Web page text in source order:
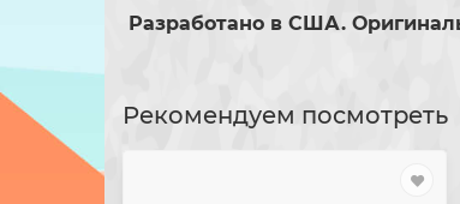
Разработано в США.
Рекомендуем посмотреть